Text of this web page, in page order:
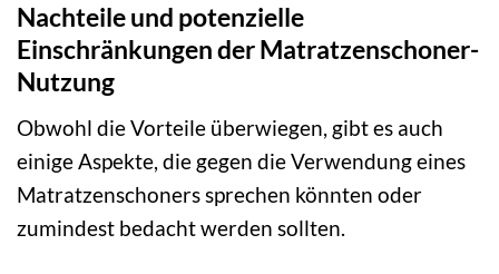
Nachteile und potenzielle
Einschränkungen der Matratzenschoner-
Nutzung
Obwohl die Vorteile überwiegen, gibt es auch
einige Aspekte, die gegen die Verwendung eines
Matratzenschoners sprechen könnten oder
zumindest bedacht werden sollten.